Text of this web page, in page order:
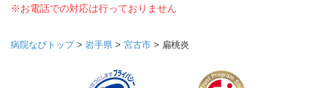
※お電話での対応は行っておりません
病院なびトップ> 岩手県 > 宮古市 > 扁桃炎